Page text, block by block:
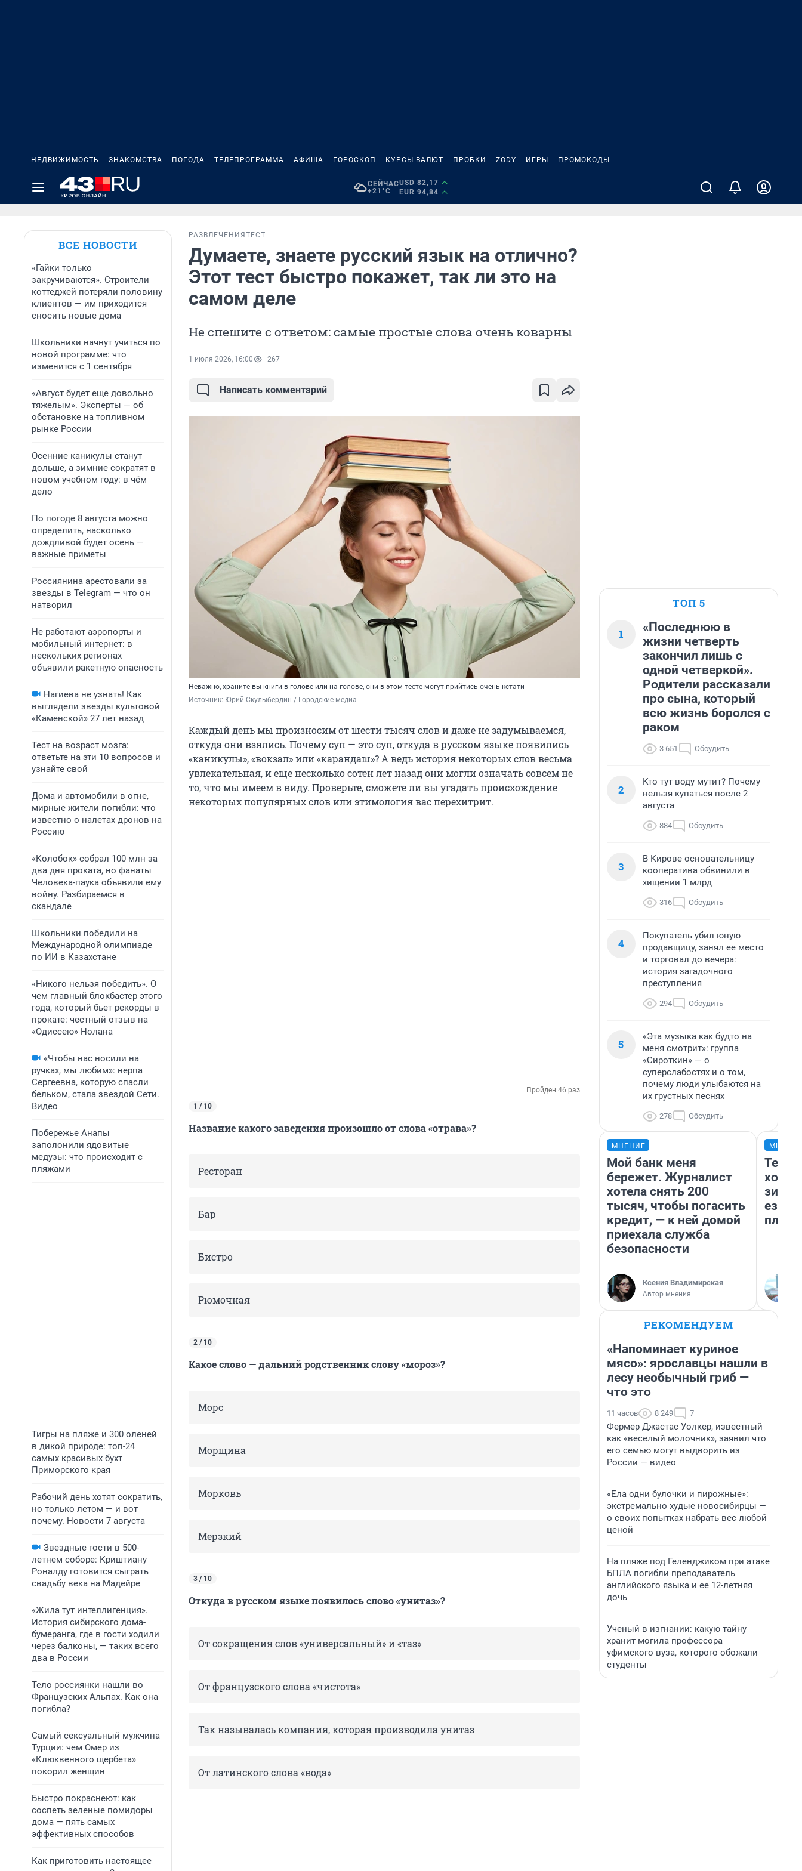
НЕДВИЖИМОСТЬ ЗНАКОМСТВА ПОГОДА ТЕЛЕПРОГРАММА АФИША ГОРОСКОП КУРСЫ ВАЛЮТ ПРОБКИ ZODY ИГРЫ ПРОМОКОДЫ
СЕЙЧАС
+21°C
USD 82,17
EUR 94,84
ВСЕ НОВОСТИ
«Гайки только
закручиваются». Строители
коттеджей потеряли половину
клиентов — им приходится
сносить новые дома
Школьники начнут учиться по
новой программе: что
изменится с 1 сентября
«Август будет еще довольно
тяжелым». Эксперты — об
обстановке на топливном
рынке России
Осенние каникулы станут
дольше, а зимние сократят в
новом учебном году: в чём
дело
По погоде 8 августа можно
определить, насколько
дождливой будет осень —
важные приметы
Россиянина арестовали за
звезды в Telegram — что он
натворил
Не работают аэропорты и
мобильный интернет: в
нескольких регионах
объявили ракетную опасность
Нагиева не узнать! Как
выглядели звезды культовой
«Каменской» 27 лет назад
Тест на возраст мозга:
ответьте на эти 10 вопросов и
узнайте свой
Дома и автомобили в огне,
мирные жители погибли: что
известно о налетах дронов на
Россию
«Колобок» собрал 100 млн за
два дня проката, но фанаты
Человека-паука объявили ему
войну. Разбираемся в
скандале
Школьники победили на
Международной олимпиаде
по ИИ в Казахстане
«Никого нельзя победить». О
чем главный блокбастер этого
года, который бьет рекорды в
прокате: честный отзыв на
«Одиссею» Нолана
«Чтобы нас носили на
ручках, мы любим»: нерпа
Сергеевна, которую спасли
бельком, стала звездой Сети.
Видео
Побережье Анапы
заполонили ядовитые
медузы: что происходит с
пляжами
Тигры на пляже и 300 оленей
в дикой природе: топ-24
самых красивых бухт
Приморского края
Рабочий день хотят сократить,
но только летом — и вот
почему. Новости 7 августа
Звездные гости в 500-
летнем соборе: Криштиану
Роналду готовится сыграть
свадьбу века на Мадейре
«Жила тут интеллигенция».
История сибирского дома-
бумеранга, где в гости ходили
через балконы, — таких всего
два в России
Тело россиянки нашли во
Французских Альпах. Как она
погибла?
Самый сексуальный мужчина
Турции: чем Омер из
«Клюквенного щербета»
покорил женщин
Быстро покраснеют: как
соспеть зеленые помидоры
дома — пять самых
эффективных способов
Как приготовить настоящее
РАЗВЛЕЧЕНИЯ ТЕСТ
Думаете, знаете русский язык на отлично?
Этот тест быстро покажет, так ли это на
самом деле
Не спешите с ответом: самые простые слова очень коварны
1 июля 2026, 16:00 267
Написать комментарий
Неважно, храните вы книги в голове или на голове, они в этом тесте могут прийтись очень кстати
Источник: Юрий Скулыбердин / Городские медиа
Каждый день мы произносим от шести тысяч слов и даже не задумываемся,
откуда они взялись. Почему суп — это суп, откуда в русском языке появились
«каникулы», «вокзал» или «карандаш»? А ведь история некоторых слов весьма
увлекательная, и еще несколько сотен лет назад они могли означать совсем не
то, что мы имеем в виду. Проверьте, сможете ли вы угадать происхождение
некоторых популярных слов или этимология вас перехитрит.
Пройден 46 раз
1 / 10
Название какого заведения произошло от слова «отрава»?
Ресторан
Бар
Бистро
Рюмочная
2 / 10
Какое слово — дальний родственник слову «мороз»?
Морс
Морщина
Морковь
Мерзкий
3 / 10
Откуда в русском языке появилось слово «унитаз»?
От сокращения слов «универсальный» и «таз»
От французского слова «чистота»
Так называлась компания, которая производила унитаз
От латинского слова «вода»
ТОП 5
1
«Последнюю в
жизни четверть
закончил лишь с
одной четверкой».
Родители рассказали
про сына, который
всю жизнь боролся с
раком
3 651 Обсудить
2
Кто тут воду мутит? Почему
нельзя купаться после 2
августа
884 Обсудить
3
В Кирове основательницу
кооператива обвинили в
хищении 1 млрд
316 Обсудить
4
Покупатель убил юную
продавщицу, занял ее место
и торговал до вечера:
история загадочного
преступления
294 Обсудить
5
«Эта музыка как будто на
меня смотрит»: группа
«Сироткин» — о
суперслабостях и о том,
почему люди улыбаются на
их грустных песнях
278 Обсудить
МНЕНИЕ
Мой банк меня
бережет. Журналист
хотела снять 200
тысяч, чтобы погасить
кредит, — к ней домой
приехала служба
безопасности
Ксения Владимирская
Автор мнения
ездит
РЕКОМЕНДУЕМ
«Напоминает куриное
мясо»: ярославцы нашли в
лесу необычный гриб —
что это
11 часов 8 249 7
Фермер Джастас Уолкер, известный
как «веселый молочник», заявил что
его семью могут выдворить из
России — видео
«Ела одни булочки и пирожные»:
экстремально худые новосибирцы —
о своих попытках набрать вес любой
ценой
На пляже под Геленджиком при атаке
БПЛА погибли преподаватель
английского языка и ее 12-летняя
дочь
Ученый в изгнании: какую тайну
хранит могила профессора
уфимского вуза, которого обожали
студенты